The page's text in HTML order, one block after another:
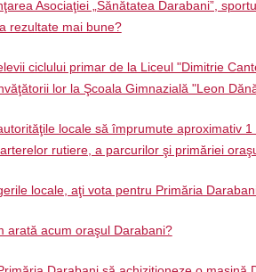
Asociaţiei „Sănătatea Darabani”,
rezultate mai bune?
ciclului primar de la Liceul "Dimitrie
lor la Şcoala Gimnazială "Leon
locale să împrumute aproximativ 1
rutiere, a parcurilor şi primăriei
locale, aţi vota pentru Primăria
arată acum oraşul Darabani?